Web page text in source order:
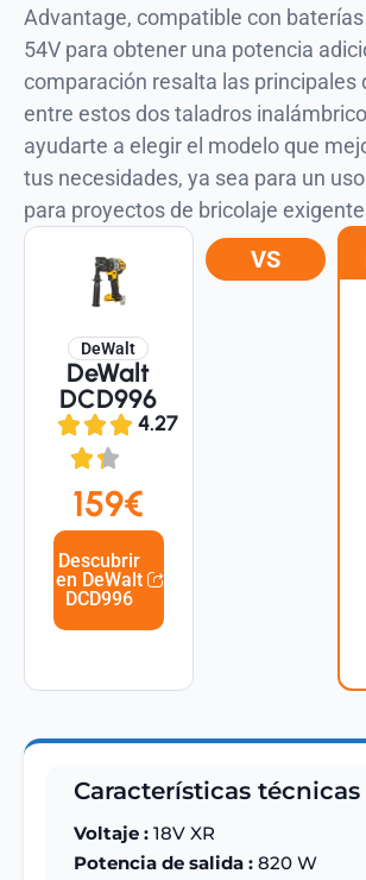
Advantage, compatible con baterías
54V para obtener una potencia
comparación resalta las principales
entre estos dos taladros
ayudarte a elegir el modelo que
tus necesidades, ya sea para un
para proyectos de bricolaje
DeWalt
DeWalt
DCD996
4.27
159€
Descubrir
en DeWalt
DCD996
VS
Características técnicas
Voltaje : 18V XR
Potencia de salida : 820 W